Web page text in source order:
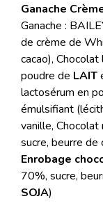
Ganache
Ganache :
de crème de
cacao),
poudre de LAIT
lactosérum en
émulsifiant
vanille,
sucre, beurre de
Enrobage
70%, sucre,
SOJA)